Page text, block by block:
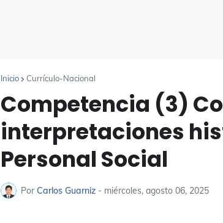
Inicio Currículo-Nacional
Competencia (3)
interpretaciones
Personal Social
Por Carlos Guarniz - miércoles, agosto 06, 2025